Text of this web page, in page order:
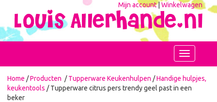
Mijn account|Winkelwagen
Toggle
navigation
Home /Producten /Tupperware Keukenhulpen /Handige hulpjes,
keukentools / Tupperware citrus pers trendy geel past in een
beker